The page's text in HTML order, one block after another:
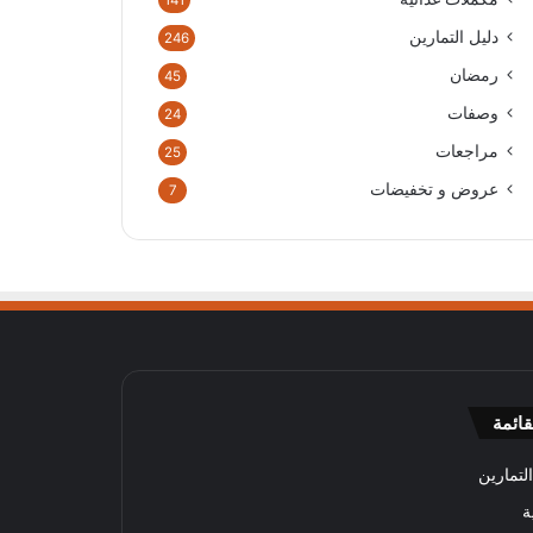
دليل التمارين 246
رمضان 45
وصفات 24
مراجعات 25
عروض و تخفيضات 7